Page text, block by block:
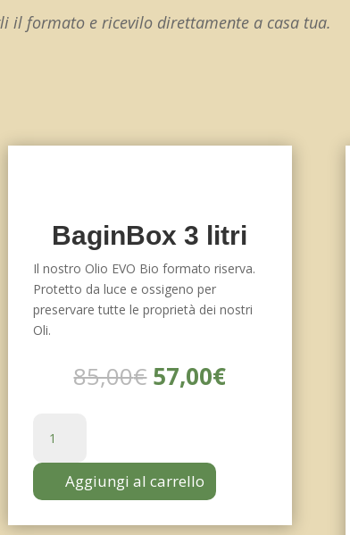
il formato e ricevilo direttamente a casa tua.
BaginBox 3 litri
Il nostro Olio EVO Bio formato riserva.
Protetto da luce e ossigeno per
preservare tutte le proprietà dei nostri
Oli.
85,00€ Il
prezzo
85,00€.
57,00€Il
Italiano
in
Box
Aggiungi al carrello